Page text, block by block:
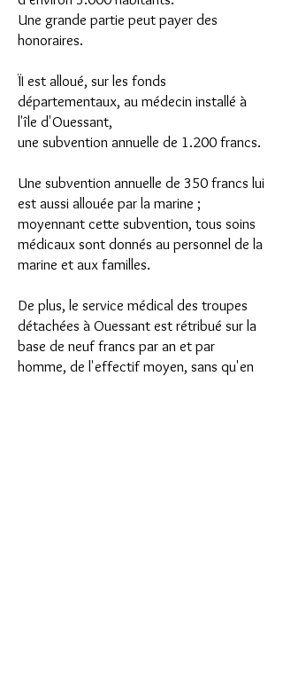
Une grande partie peut payer des
honoraires.
ÏI est alloué, sur les fonds
départementaux, au médecin installé à
l'île d'Ouessant,
une subvention annuelle de 1.200 francs.
Une subvention annuelle de 350 francs lui
est aussi allouée par la marine ;
moyennant cette subvention, tous soins
médicaux sont donnés au personnel de la
marine et aux familles.
De plus, le service médical des troupes
détachées à Ouessant est rétribué sur la
base de neuf francs par an et par
homme, de l'effectif moyen, sans qu'en